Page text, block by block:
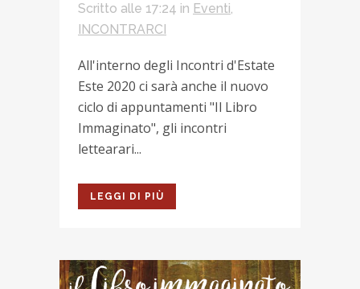
Scritto alle 17:24 in Eventi,
INCONTRARCI
All'interno degli Incontri d'Estate
Este 2020 ci sarà anche il nuovo
ciclo di appuntamenti "Il Libro
Immaginato", gli incontri
lettearari...
LEGGI DI PIÙ